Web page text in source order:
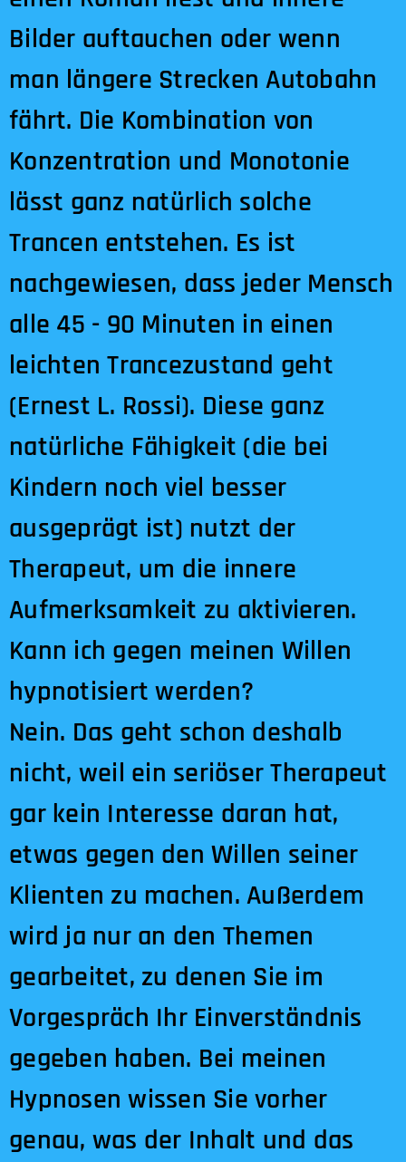
Bilder auftauchen oder wenn
man längere Strecken Autobahn
fährt. Die Kombination von
Konzentration und Monotonie
lässt ganz natürlich solche
Trancen entstehen. Es ist
nachgewiesen, dass jeder Mensch
alle 45 - 90 Minuten in einen
leichten Trancezustand geht
(Ernest L. Rossi). Diese ganz
natürliche Fähigkeit (die bei
Kindern noch viel besser
ausgeprägt ist) nutzt der
Therapeut, um die innere
Aufmerksamkeit zu aktivieren.
Kann ich gegen meinen Willen
hypnotisiert werden?
Nein. Das geht schon deshalb
nicht, weil ein seriöser Therapeut
gar kein Interesse daran hat,
etwas gegen den Willen seiner
Klienten zu machen. Außerdem
wird ja nur an den Themen
gearbeitet, zu denen Sie im
Vorgespräch Ihr Einverständnis
gegeben haben. Bei meinen
Hypnosen wissen Sie vorher
genau, was der Inhalt und das